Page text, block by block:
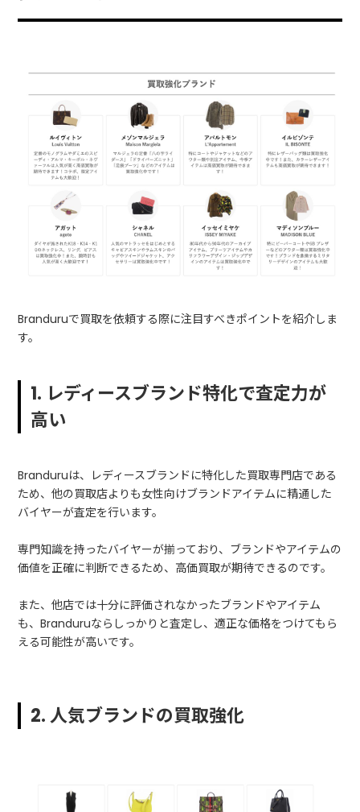
Branduruで買取を依頼する際に注目すべきポイントを紹介しま
す。
1. レディースブランド特化で査定力が
高い
Branduruは、レディースブランドに特化した買取専門店である
ため、他の買取店よりも女性向けブランドアイテムに精通した
バイヤーが査定を行います。
専門知識を持ったバイヤーが揃っており、ブランドやアイテムの
価値を正確に判断できるため、高価買取が期待できるのです。
また、他店では十分に評価されなかったブランドやアイテム
も、Branduruならしっかりと査定し、適正な価格をつけてもら
える可能性が高いです。
2. 人気ブランドの買取強化